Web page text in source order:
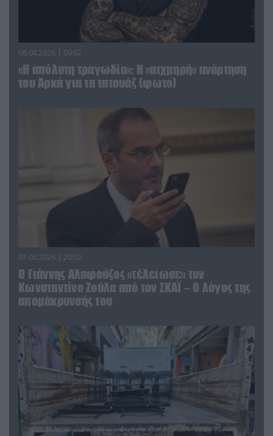
08.08.2026 | 09:02
«Η απόλυτη τραγωδία»: Η «αιχμηρή» ανάρτηση
του Αρκά για τα τατουάζ (φωτο)
07.08.2026 | 20:02
Ο Γιάννης Αλαφούζος «τέλειωσε» τον
Κωνσταντίνο Ζούλα από τον ΣΚΑΪ – Ο λόγος της
απομάκρυνσής του